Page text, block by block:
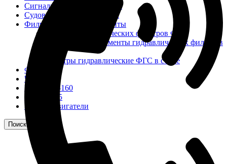
Сигнализация и автоматика
Судовая запорная арматура
Фильтры и фильтроэлементы
Корпусы гидравлических фильтров ФГС
Фильтрующие элементы гидравлических фильтров
Фильтры гидравлические ФГС в сборе
Фонари
ЧН 25/34
Шкода 6S-160
Шкода-275
Электродвигатели
Поиск